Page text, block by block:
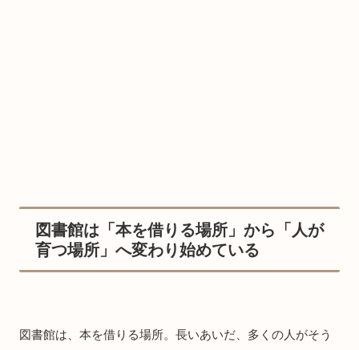
図書館は「本を借りる場所」から「人が
育つ場所」へ変わり始めている
図書館は、本を借りる場所。長いあいだ、多くの人がそう